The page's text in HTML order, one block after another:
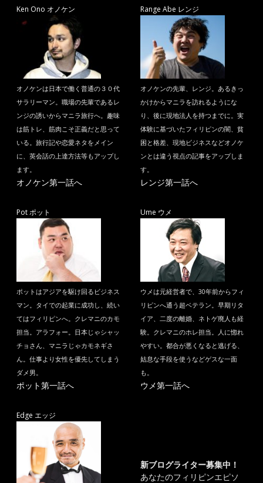
Ken Ono オノケン
オノケンは日本で働く普通の３０代
サラリーマン。職場の先輩であるレ
ンジの誘いからマニラ旅行へ。趣味
は筋トレ、筋肉こそ正義だと思って
いる。旅行記や恋愛ネタをメイン
に、英会話の上達方法等もアップし
ます。
オノケン第一話へ
Range Abe レンジ
オノケンの先輩、レンジ。あるきっ
かけからマニラを訪れるようにな
り、後に現地法人を持つまでに。実
体験に基づいたフィリピンの闇、貧
困と格差、現地ビジネスなどオノケ
ンとは違う視点の記事をアップしま
す。
レンジ第一話へ
Pot ポット
ポットはアジアを駆け回るビジネス
マン。タイでの起業に成功し、続い
てはフィリピンへ。クレマニのカモ
担当。アラフォー。日本じゃシャッ
チョさん、マニラじゃカモネギさ
ん。仕事より女性を優先してしまう
ダメ男。
ポット第一話へ
Ume ウメ
ウメは元経営者で、30年前からフィ
リピンへ通う超ベテラン。早期リタ
イア、二度の離婚、ネトゲ廃人も経
験。クレマニのホレ担当。人に惚れ
やすい。都合が悪くなると逃げる、
姑息な手段を使うなどゲスな一面
も。
ウメ第一話へ
Edge エッジ
新ブログライター募集中！
あなたのフィリピンエピソ